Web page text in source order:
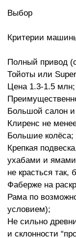
Выбор
Критерии
Полный привод
Тойоты или
Цена 1.3-1.5 млн;
Большой салон и
Клиренс не
Большие колёса;
Крепкая
ухабами и ямами
не красться так,
Фаберже на
Рама по
условием);
Не сильно
и склонности